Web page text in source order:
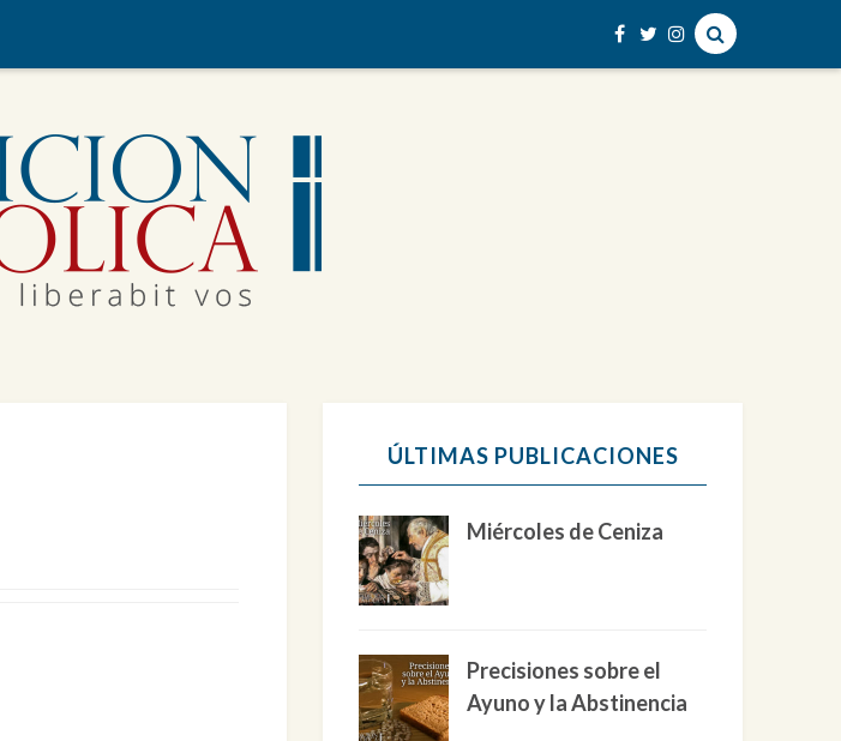
ÚLTIMAS PUBLICACIONES
Miércoles de Ceniza
Precisiones sobre el
Ayuno y la Abstinencia